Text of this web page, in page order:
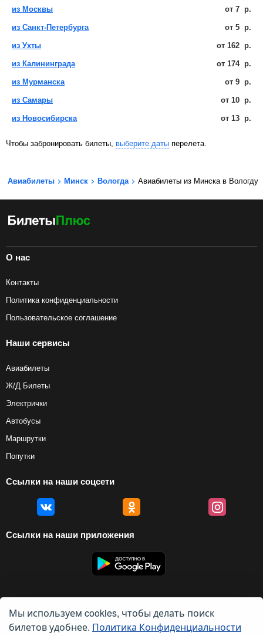
из Москвы от 7 р.
из Санкт-Петербурга от 5 р.
из Ухты от 162 р.
из Калининграда от 174 р.
из Мурманска от 9 р.
из Самары от 10 р.
из Новосибирска от 13 р.
Чтобы забронировать билеты, выберите даты перелета.
Авиабилеты Минск Вологда Авиабилеты из Минска в Вологду
О нас
Контакты
Политика конфиденциальности
Пользовательское соглашение
Наши сервисы
Авиабилеты
Ж/Д Билеты
Электрички
Автобусы
Маршрутки
Попутки
Ссылки на наши соцсети
Ссылки на наши приложения
© 2012 — 2026, Biletyplus, ООО «Инновэйтив Трэвел Текнолоджиз». Все
права защищены. Использование этого сайта означает принятие правил
пользовательского соглашенияиполитики конфиденциальности.
Мы используем cookies, чтобы делать поиск
билетов удобнее. Политика Конфиденциальности